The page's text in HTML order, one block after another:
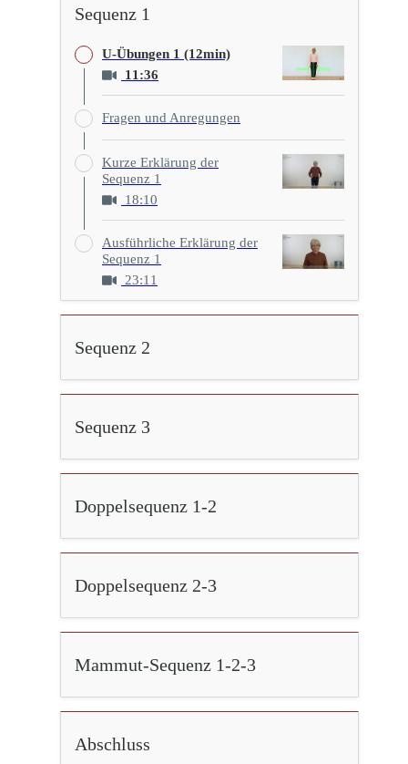
Sequenz 1
U-Übungen 1 (12min)
11:36
Fragen und Anregungen
Kurze Erklärung der
Sequenz 1
18:10
Ausführliche Erklärung der
Sequenz 1
23:11
Sequenz 2
Sequenz 3
Doppelsequenz 1-2
Doppelsequenz 2-3
Mammut-Sequenz 1-2-3
Abschluss